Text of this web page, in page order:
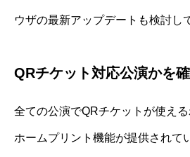
ウザの最新アップデートも検討し
QRチケット対応公演かを
全ての公演でQRチケットが使える
ホームプリント機能が提供されて